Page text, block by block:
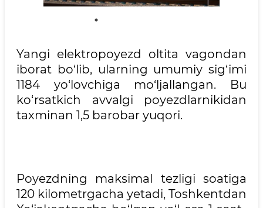
Yangi elektropoyezd oltita vagondan
iborat bo‘lib, ularning umumiy sig‘imi
1184 yo‘lovchiga mo‘ljallangan. Bu
ko‘rsatkich avvalgi poyezdlarnikidan
taxminan 1,5 barobar yuqori.
Poyezdning maksimal tezligi soatiga
120 kilometrgacha yetadi, Toshkentdan